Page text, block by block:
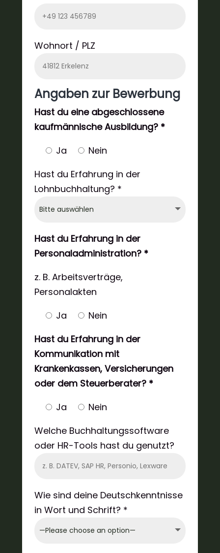
Wohnort / PLZ
Angaben zur Bewerbung
Hast du eine abgeschlossene
kaufmännische Ausbildung? *
Ja
Nein
Hast du Erfahrung in der
Lohnbuchhaltung? *
Hast du Erfahrung in der
Personaladministration? *
z. B. Arbeitsverträge,
Personalakten
Ja
Nein
Hast du Erfahrung in der
Kommunikation mit
Krankenkassen, Versicherungen
oder dem Steuerberater? *
Ja
Nein
Welche Buchhaltungssoftware
oder HR-Tools hast du genutzt?
Wie sind deine Deutschkenntnisse
in Wort und Schrift? *